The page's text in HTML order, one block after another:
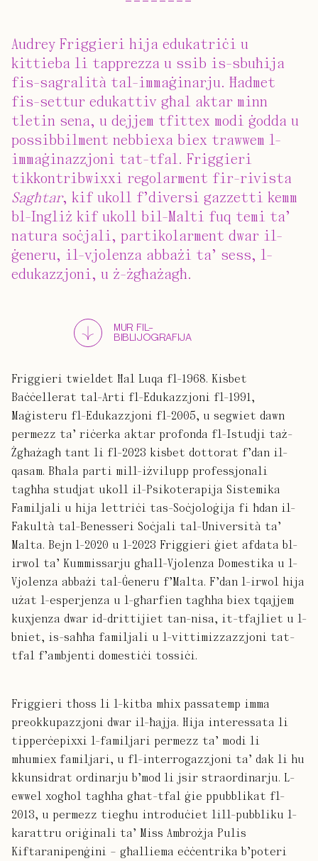
Audrey Friggieri hija edukatriċi u
kittieba li tapprezza u ssib is-sbuħija
fis-sagralità tal-immaġinarju. Ħadmet
fis-settur edukattiv għal aktar minn
tletin sena, u dejjem tfittex modi ġodda u
possibbilment nebbiexa biex trawwem l-
immaġinazzjoni tat-tfal. Friggieri
tikkontribwixxi regolarment fir-rivista
Sagħtar, kif ukoll f’diversi gazzetti kemm
bl-Ingliż kif ukoll bil-Malti fuq temi ta’
natura soċjali, partikolarment dwar il-
ġeneru, il-vjolenza abbażi ta’ sess, l-
edukazzjoni, u ż-żgħażagħ.
MUR FIL-
BIBLIJOGRAFIJA
Friggieri twieldet Ħal Luqa fl-1968. Kisbet
Baċċellerat tal-Arti fl-Edukazzjoni fl-1991,
Maġisteru fl-Edukazzjoni fl-2005, u segwiet dawn
permezz ta’ riċerka aktar profonda fl-Istudji taż-
Żgħażagħ tant li fl-2023 kisbet dottorat f’dan il-
qasam. Bħala parti mill-iżvilupp professjonali
tagħha studjat ukoll il-Psikoterapija Sistemika
Familjali u hija lettriċi tas-Soċjoloġija fi ħdan il-
Fakultà tal-Benesseri Soċjali tal-Università ta’
Malta. Bejn l-2020 u l-2023 Friggieri ġiet afdata bl-
irwol ta’ Kummissarju għall-Vjolenza Domestika u l-
Vjolenza abbażi tal-Ġeneru f’Malta. F’dan l-irwol hija
użat l-esperjenza u l-għarfien tagħha biex tqajjem
kuxjenza dwar id-drittijiet tan-nisa, it-tfajliet u l-
bniet, is-saħħa familjali u l-vittimizzazzjoni tat-
tfal f’ambjenti domestiċi tossiċi.
Friggieri tħoss li l-kitba mhix passatemp imma
preokkupazzjoni dwar il-ħajja. Hija interessata li
tipperċepixxi l-familjari permezz ta’ modi li
mhumiex familjari, u fl-interrogazzjoni ta’ dak li hu
kkunsidrat ordinarju b’mod li jsir straordinarju. L-
ewwel xogħol tagħha għat-tfal ġie ppubblikat fl-
2013, u permezz tiegħu introduċiet lill-pubbliku l-
karattru oriġinali ta’ Miss Ambrożja Pulis
Kiftaranipenġini – għalliema eċċentrika b’poteri